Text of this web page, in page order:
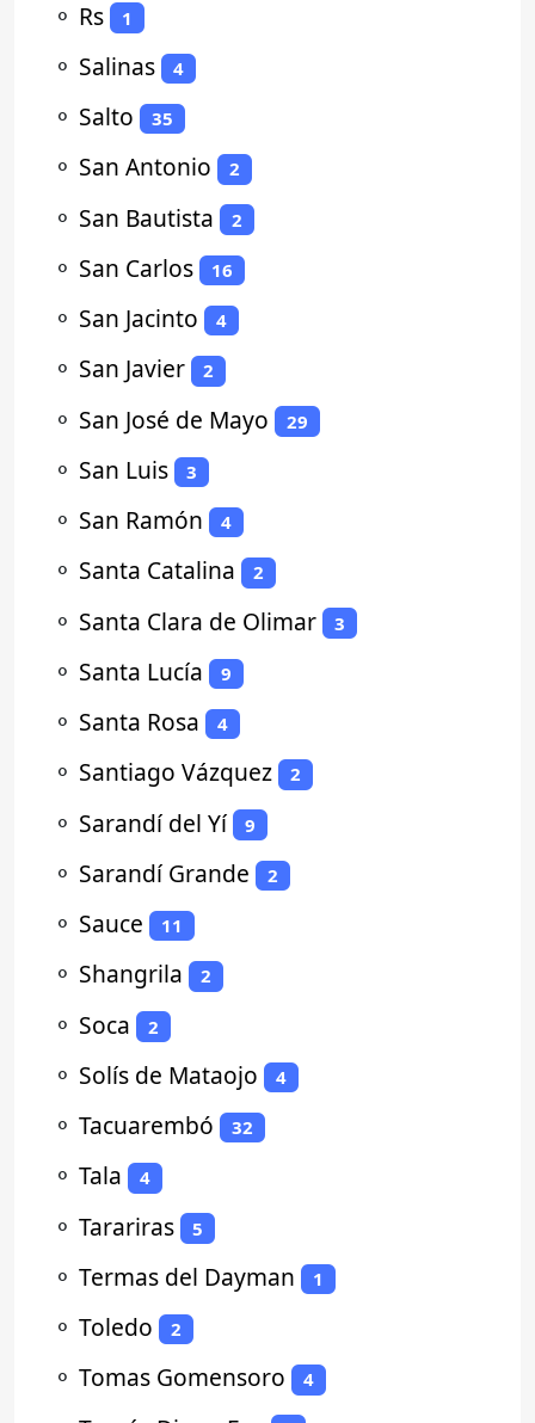
⚬ Rs 1
⚬ Salinas 4
⚬ Salto 35
⚬ San Antonio 2
⚬ San Bautista 2
⚬ San Carlos 16
⚬ San Jacinto 4
⚬ San Javier 2
⚬ San José de Mayo 29
⚬ San Luis 3
⚬ San Ramón 4
⚬ Santa Catalina 2
⚬ Santa Clara de Olimar 3
⚬ Santa Lucía 9
⚬ Santa Rosa 4
⚬ Santiago Vázquez 2
⚬ Sarandí del Yí 9
⚬ Sarandí Grande 2
⚬ Sauce 11
⚬ Shangrila 2
⚬ Soca 2
⚬ Solís de Mataojo 4
⚬ Tacuarembó 32
⚬ Tala 4
⚬ Tarariras 5
⚬ Termas del Dayman 1
⚬ Toledo 2
⚬ Tomas Gomensoro 4